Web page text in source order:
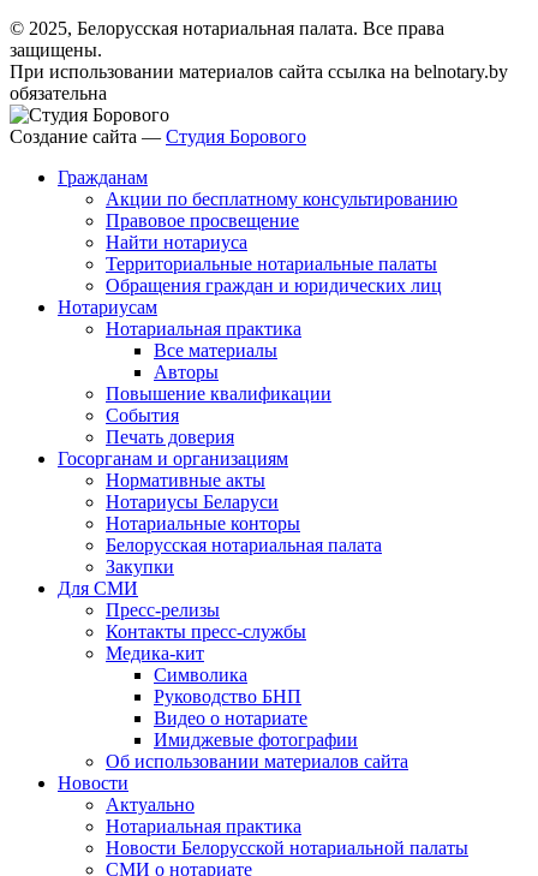
© 2025, Белорусская нотариальная палата. Все права
защищены.
При использовании материалов сайта ссылка на belnotary.by
обязательна
Создание сайта — Студия Борового
Гражданам
Акции по бесплатному консультированию
Правовое просвещение
Найти нотариуса
Территориальные нотариальные палаты
Обращения граждан и юридических лиц
Нотариусам
Нотариальная практика
Все материалы
Авторы
Повышение квалификации
События
Печать доверия
Госорганам и организациям
Нормативные акты
Нотариусы Беларуси
Нотариальные конторы
Белорусская нотариальная палата
Закупки
Для СМИ
Пресс-релизы
Контакты пресс-службы
Медика-кит
Символика
Руководство БНП
Видео о нотариате
Имиджевые фотографии
Об использовании материалов сайта
Новости
Актуально
Нотариальная практика
Новости Белорусской нотариальной палаты
СМИ о нотариате